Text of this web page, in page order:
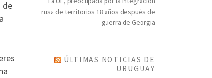
de
rusa de territorios 18 años después de
guerra de Georgia
ÚLTIMAS NOTICIAS DE
URUGUAY